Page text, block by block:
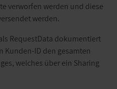
verworfen werden und diese
werden.
RequestData dokumentiert
Kunden-ID den gesamten
welches über ein Sharing